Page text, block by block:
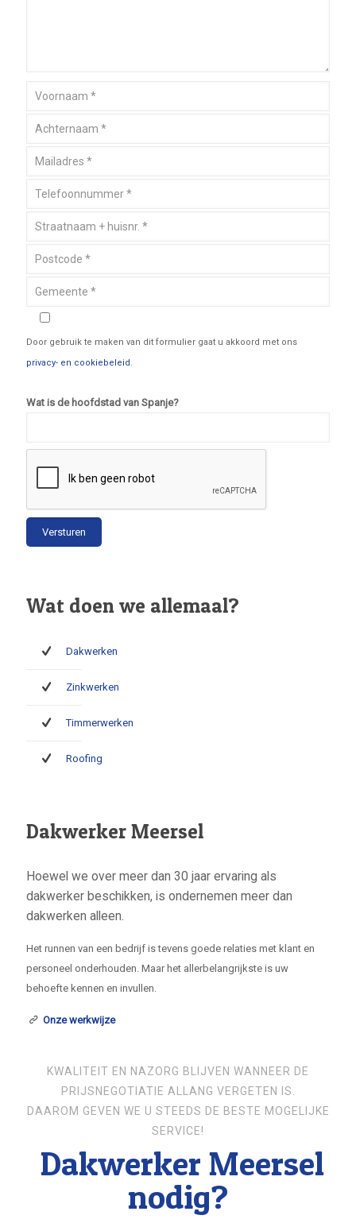
Door gebruik te maken van dit formulier gaat u akkoord met ons
privacy- en cookiebeleid.
Wat is de hoofdstad van Spanje?
Wat doen we allemaal?
Dakwerken
Zinkwerken
Timmerwerken
Roofing
Dakwerker Meersel
Hoewel we over meer dan 30 jaar ervaring als
dakwerker beschikken, is ondernemen meer dan
dakwerken alleen.
Het runnen van een bedrijf is tevens goede relaties met klant en
personeel onderhouden. Maar het allerbelangrijkste is uw
behoefte kennen en invullen.
Onze werkwijze
KWALITEIT EN NAZORG BLIJVEN WANNEER DE
PRIJSNEGOTIATIE ALLANG VERGETEN IS.
DAAROM GEVEN WE U STEEDS DE BESTE MOGELIJKE
SERVICE!
Dakwerker Meersel
nodig?